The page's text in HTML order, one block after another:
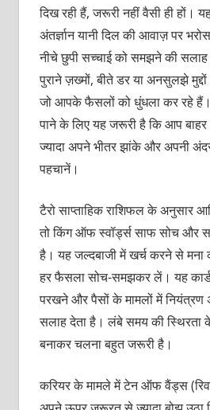
दिख रही हैं, जरूरी नहीं वैसी ही हों।
अंतर्ज्ञान यानी दिल की आवाज़ पर
नीचे छुपी सच्चाई को समझने की
पुराने ज़ख्मों, बीते डर या अनसुलझे
जो आपके फैसलों को धुंधला कर रहे
पाने के लिए यह जरूरी है कि आप बाहर
ज्यादा अपने भीतर झांके और अपनी
पहचानें।
टैरो साप्ताहिक राशिफल के अनुसार
तो किंग ऑफ स्वॉर्ड्स साफ सोच और
है। यह जल्दबाजी में खर्च करने से
हर फैसला सोच-समझकर लें। यह कार्ड
परखने और पैसों के मामलों में नियंत्रण
सलाह देता है। लंबे समय की स्थिरता
बनाकर चलना बहुत जरूरी है।
करियर के मामले में टेन ऑफ वैंड्स